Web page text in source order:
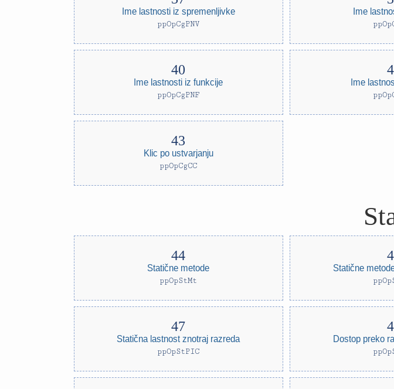
Ime lastnosti iz spremenljivke
ppOpCgPNV
Ime
Ime lastnosti iz funkcije
ppOpCgPNF
Ime
Klic po ustvarjanju
ppOpCgCC
Statične metode
ppOpStMt
Statične
Statična lastnost znotraj razreda
ppOpStPIC
Dostop preko